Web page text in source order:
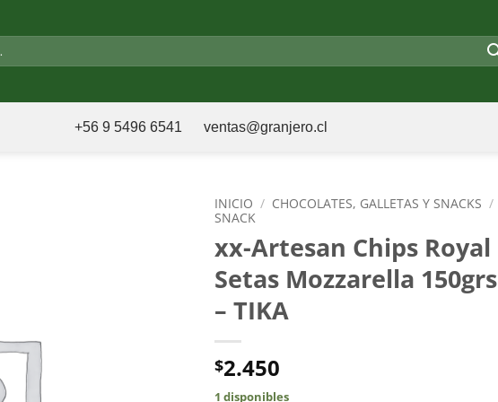
+56 9 5496 6541 ventas@granjero.cl
INICIO / CHOCOLATES, GALLETAS Y SNACKS /
SNACK
xx-Artesan Chips Royal
Setas Mozzarella 150grs
– TIKA
$2.450
1 disponibles